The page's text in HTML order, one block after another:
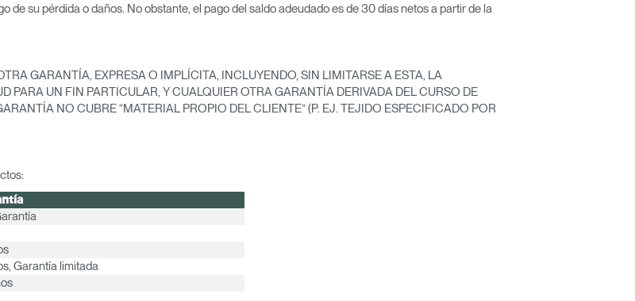
Seleccione su ubicación
de su pérdida o daños. No obstante, el pago del saldo adeudado es de 30 días netos a partir de la
GARANTÍA, EXPRESA O IMPLÍCITA, INCLUYENDO, SIN LIMITARSE A ESTA, LA
UN FIN PARTICULAR, Y CUALQUIER OTRA GARANTÍA DERIVADA DEL CURSO DE
NO CUBRE “MATERIAL PROPIO DEL CLIENTE” (P. EJ. TEJIDO ESPECIFICADO POR
Garantía limitada